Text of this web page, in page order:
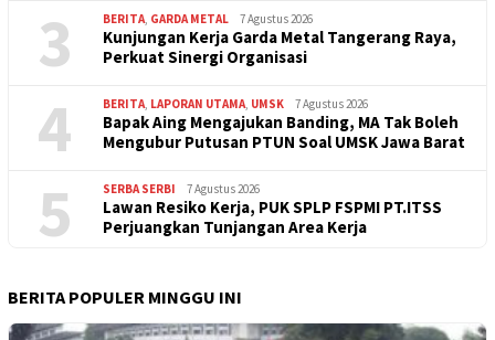
3 BERITA, GARDA METAL 7 Agustus 2026
Kunjungan Kerja Garda Metal Tangerang Raya,
Perkuat Sinergi Organisasi
4 BERITA, LAPORAN UTAMA, UMSK 7 Agustus 2026
Bapak Aing Mengajukan Banding, MA Tak Boleh
Mengubur Putusan PTUN Soal UMSK Jawa Barat
5 SERBA SERBI 7 Agustus 2026
Lawan Resiko Kerja, PUK SPLP FSPMI PT.ITSS
Perjuangkan Tunjangan Area Kerja
BERITA POPULER MINGGU INI